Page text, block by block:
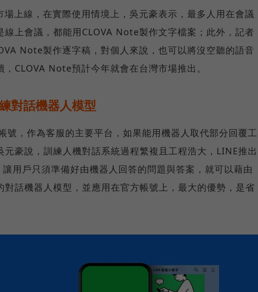
上線，在實際使用情境上，吳元豪表示，最多人用在會議
線上會議，都能用CLOVA Note製作文字檔案；此外，記者
Note製作逐字稿，對個人來說，也可以將沒空聽的語音
CLOVA Note預計今年就會在台灣市場推出。
對話機器人模型
號，作為客服的主要平台，如果能用機器人取代部分回覆工
豪說，訓練人機對話系統過程繁複且工程浩大，LINE推出
用戶只須準備好由機器人回答的問題與答案，就可以藉由
對話機器人模型，並應用在官方帳號上，最大的優勢，是省